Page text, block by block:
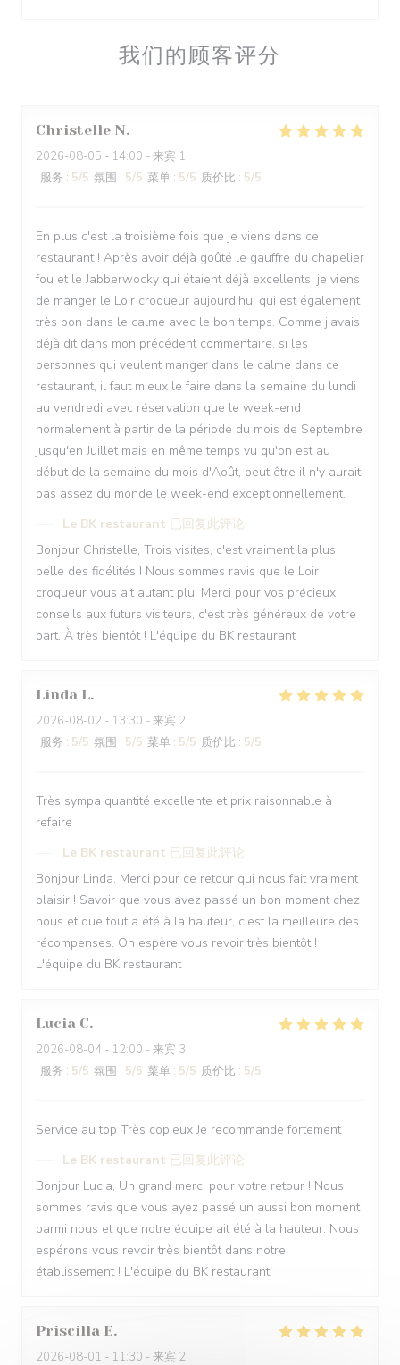
我们的顾客评分
Christelle N
2026-08-05 - 14:00 - 来宾 1
服务 : 5/5 氛围 : 5/5 菜单 : 5/5 质价比 : 5/5
En plus c'est la troisième fois que je viens dans ce
restaurant ! Après avoir déjà goûté le gauffre du chapelier
fou et le Jabberwocky qui étaient déjà excellents, je viens
de manger le Loir croqueur aujourd'hui qui est également
très bon dans le calme avec le bon temps. Comme j'avais
déjà dit dans mon précédent commentaire, si les
personnes qui veulent manger dans le calme dans ce
restaurant, il faut mieux le faire dans la semaine du lundi
au vendredi avec réservation que le week-end
normalement à partir de la période du mois de Septembre
jusqu'en Juillet mais en même temps vu qu'on est au
début de la semaine du mois d'Août, peut être il n'y aurait
pas assez du monde le week-end exceptionnellement.
Le BK restaurant 已回复此评论
Bonjour Christelle, Trois visites, c'est vraiment la plus
belle des fidélités ! Nous sommes ravis que le Loir
croqueur vous ait autant plu. Merci pour vos précieux
conseils aux futurs visiteurs, c'est très généreux de votre
part. À très bientôt ! L'équipe du BK restaurant
Linda L
2026-08-02 - 13:30 - 来宾 2
服务 : 5/5 氛围 : 5/5 菜单 : 5/5 质价比 : 5/5
Très sympa quantité excellente et prix raisonnable à
refaire
Le BK restaurant 已回复此评论
Bonjour Linda, Merci pour ce retour qui nous fait vraiment
plaisir ! Savoir que vous avez passé un bon moment chez
nous et que tout a été à la hauteur, c'est la meilleure des
récompenses. On espère vous revoir très bientôt !
L'équipe du BK restaurant
Lucia C
2026-08-04 - 12:00 - 来宾 3
服务 : 5/5 氛围 : 5/5 菜单 : 5/5 质价比 : 5/5
Service au top Très copieux Je recommande fortement
Le BK restaurant 已回复此评论
Bonjour Lucia, Un grand merci pour votre retour ! Nous
sommes ravis que vous ayez passé un aussi bon moment
parmi nous et que notre équipe ait été à la hauteur. Nous
espérons vous revoir très bientôt dans notre
établissement ! L'équipe du BK restaurant
Priscilla E
2026-08-01 - 11:30 - 来宾 2